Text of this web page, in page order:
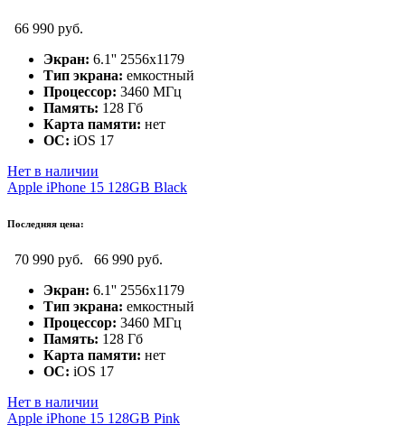
66 990 руб.
Экран: 6.1'' 2556x1179
Тип экрана: емкостный
Процессор: 3460 МГц
Память: 128 Гб
Карта памяти: нет
ОС: iOS 17
Нет в наличии
Apple iPhone 15 128GB Black
Последняя цена:
70 990 руб.
66 990 руб.
Экран: 6.1'' 2556x1179
Тип экрана: емкостный
Процессор: 3460 МГц
Память: 128 Гб
Карта памяти: нет
ОС: iOS 17
Нет в наличии
Apple iPhone 15 128GB Pink